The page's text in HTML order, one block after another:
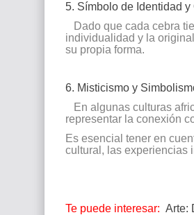
5. Símbolo de Identidad
Dado que cada cebra
individualidad y la
su propia forma.
6. Misticismo y
En algunas culturas
representar la conexión
Es esencial tener en
cultural, las experiencias
Te puede interesar: Arte: